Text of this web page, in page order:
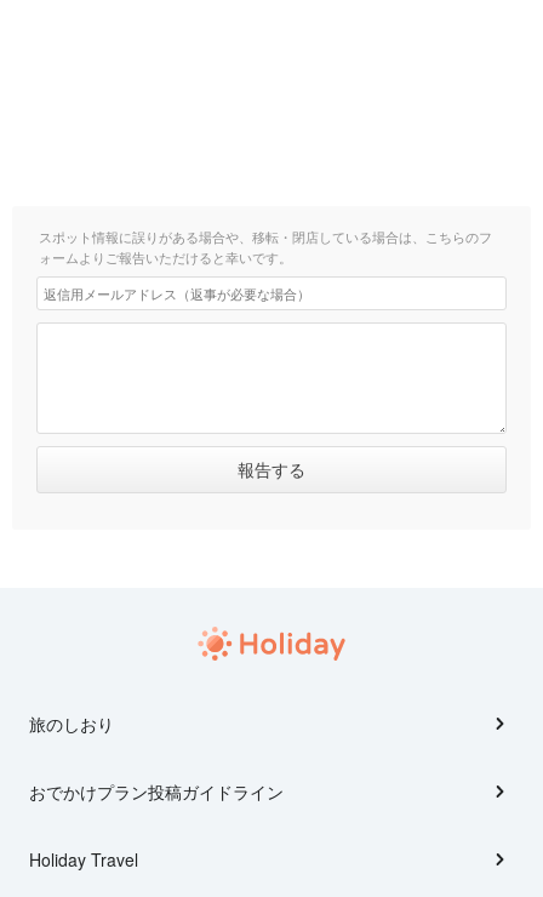
スポット情報に誤りがある場合や、移転・閉店している場合は、こちらのフ
ォームよりご報告いただけると幸いです。
旅のしおり
おでかけプラン投稿ガイドライン
Holiday Travel